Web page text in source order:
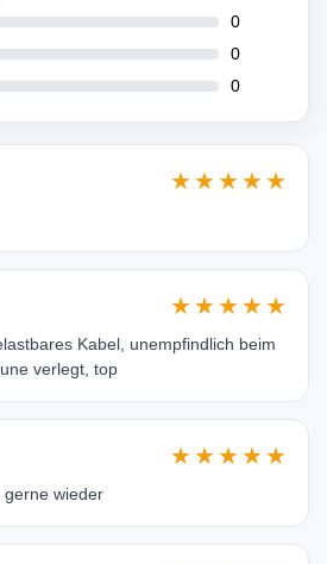
0
0
0
★★★★★
★★★★★
Kabel, unempfindlich beim
verlegt, top
★★★★★
gerne wieder